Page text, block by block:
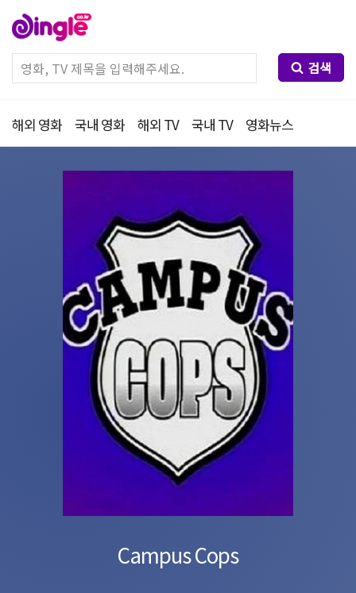
검색
해외 영화 국내 영화 해외 TV 국내 TV 영화뉴스
Campus Cops